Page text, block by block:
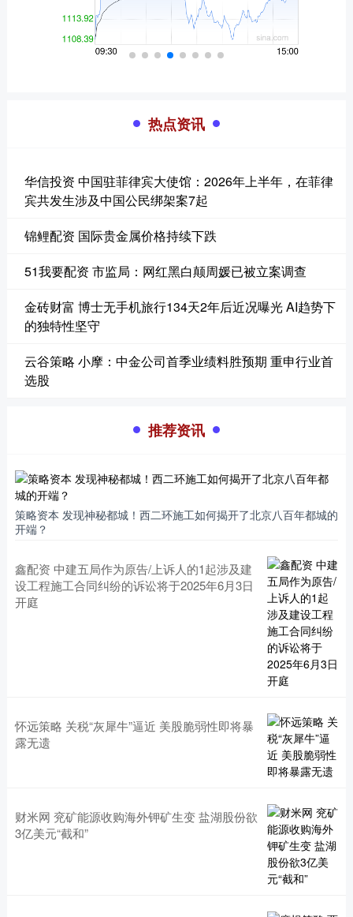
热点资讯
华信投资 中国驻菲律宾大使馆：2026年上半年，在菲律
宾共发生涉及中国公民绑架案7起
锦鲤配资 国际贵金属价格持续下跌
51我要配资 市监局：网红黑白颠周媛已被立案调查
金砖财富 博士无手机旅行134天2年后近况曝光 AI趋势下
的独特性坚守
云谷策略 小摩：中金公司首季业绩料胜预期 重申行业首
选股
推荐资讯
策略资本 发现神秘都城！西二环施工如何揭开了北京八百年都城的
开端？
鑫配资 中建五局作为原告/上诉人的1起涉及建
设工程施工合同纠纷的诉讼将于2025年6月3日
开庭
怀远策略 关税“灰犀牛”逼近 美股脆弱性即将暴
露无遗
财米网 兖矿能源收购海外钾矿生变 盐湖股份欲
3亿美元“截和”